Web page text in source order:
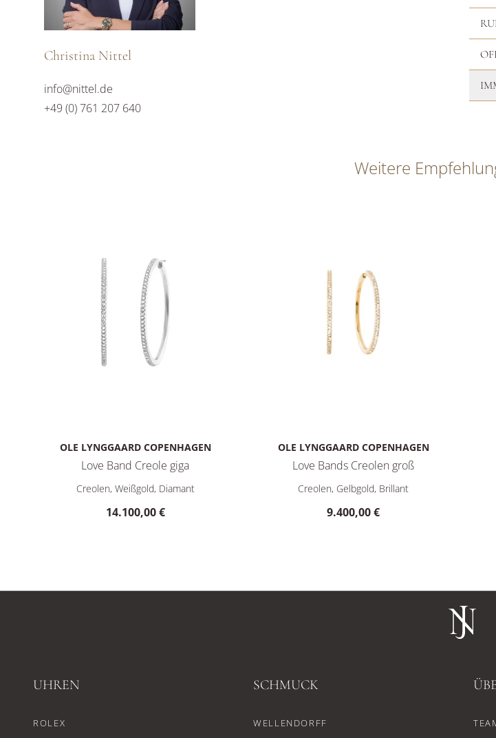
Christina Nittel
info@nittel.de
+49 (0) 761 207 640
Weitere
OLE LYNGGAARD COPENHAGEN
Love Band Creole giga
Ole Lynggaard Copenhagen Love Band Creole giga, Ref: A2592-501, Preis: 14.100,00 €
Creolen, Weißgold, Diamant
14.100,00 €
OLE LYNGGAARD COPENHAGEN
Love Bands Creolen groß
Ole Lynggaard Copenhagen Love Bands
Creolen, Gelbgold, Brillant
9.400,00 €
UHREN
ROLEX
SCHMUCK
WELLENDORFF